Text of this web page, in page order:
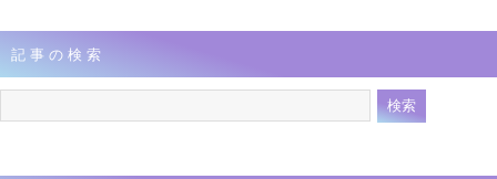
記事の検索